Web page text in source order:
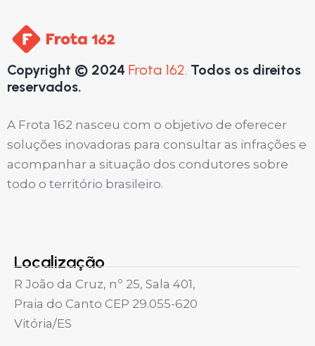
Copyright © 2024 Frota 162. Todos os direitos
reservados.
A Frota 162 nasceu com o objetivo de oferecer
soluções inovadoras para consultar as infrações e
acompanhar a situação dos condutores sobre
todo o território brasileiro.
Localização
R João da Cruz, nº 25, Sala 401,
Praia do Canto CEP 29.055-620
Vitória/ES